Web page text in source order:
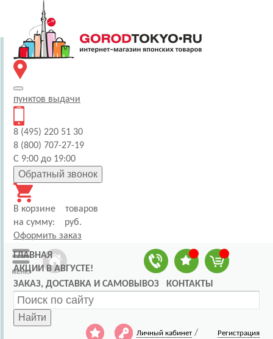
пунктов выдачи
8 (495) 220 51 30
8 (800) 707-27-19
С 9:00 до 19:00
Обратный звонок
В корзине
товаров
на сумму:
руб.
Оформить заказ
ГЛАВНАЯ
АКЦИИ В АВГУСТЕ!
ЗАКАЗ, ДОСТАВКА И САМОВЫВОЗ
КОНТАКТЫ
Найти
Личный кабинет / Регистрация